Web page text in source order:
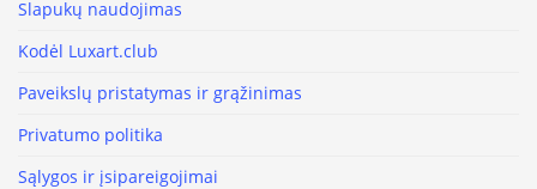
Slapukų naudojimas
Kodėl Luxart.club
Paveikslų pristatymas ir grąžinimas
Privatumo politika
Sąlygos ir įsipareigojimai